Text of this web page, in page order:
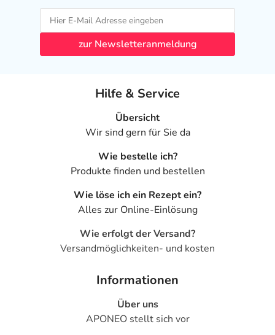
zur Newsletteranmeldung
Hilfe & Service
Übersicht
Wir sind gern für Sie da
Wie bestelle ich?
Produkte finden und bestellen
Wie löse ich ein Rezept ein?
Alles zur Online-Einlösung
Wie erfolgt der Versand?
Versandmöglichkeiten- und kosten
Informationen
Über uns
APONEO stellt sich vor